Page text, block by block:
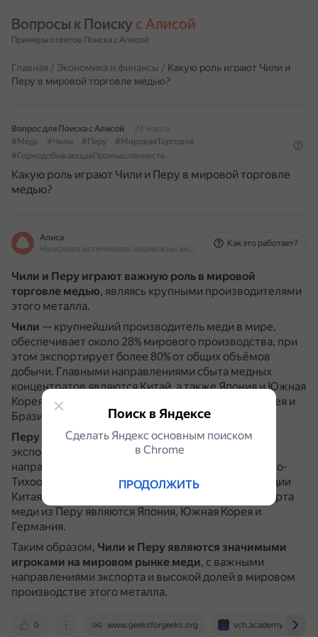
Вопросы к Поиску с Алисой
Примеры ответов Поиска с Алисой
Главная / Экономика и финансы / Какую роль играют Чили и
Перу в мировой торговле медью?
Вопрос для Поиска с Алисой
24 марта
#Медь
#Чили #Перу
#МироваяТорговля
#ГорнодобывающаяПромышленность
Какую роль играют Чили и Перу в мировой торговле
медью?
Алиса
На основе источников, возможны неточности
Как это работает?
Чили и Перу играют важную роль в мировой
торговле медью, являясь крупными производителями
этого металла.
Чили — крупнейший производитель меди в мире,
обеспечивает около 28% мирового производства, при
этом экспортирует более 80% от общих объёмов
добычи. Главными направлениями сбыта медных
концентратов являются Китай, а также Япония и Южная
Корея, рафинированной меди — США, Южная Корея и
Бразилия.
Перу — второй по величине производитель меди,
экспортирует более 90% ресурсов.
направлением экспорта являются страны Азиатско-
Тихоокеанского региона (АТР) при ведущей позиции
Китая.
Другими основными направлениями экспорта
меди из Перу являются Япония, Южная Корея и
Германия.
Таким образом, Чили и Перу являются значимыми
игроками на мировом рынке меди, с важными
направлениями экспорта и высокой долей в мировом
производстве этого металла.
0 www.geeksforgeeks.org vch.academy
Поиск в Яндексе
Сделать Яндекс основным поиском
в Сhrome
ПРОДОЛЖИТЬ